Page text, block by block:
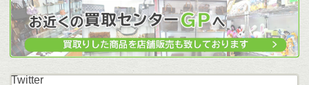
Twitter